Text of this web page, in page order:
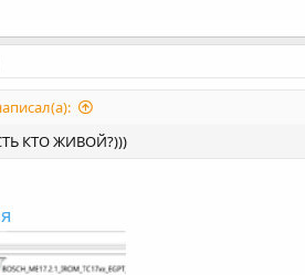
КТО ЖИВОЙ?)))